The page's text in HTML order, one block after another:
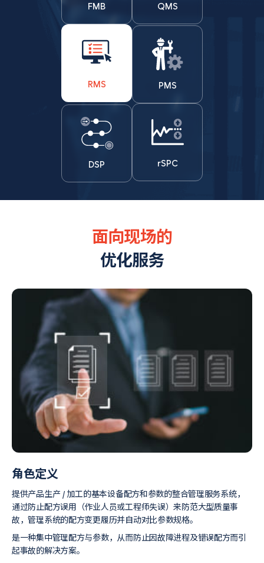
FMB QMS
RMS PMS
DSP rSPC
面向现场的
优化服务
角色定义
提供产品生产 / 加工的基本设备配方和参数的整合管理服务系统，
通过防止配方误用（作业人员或工程师失误）来防范大型质量事
故，管理系统的配方变更履历并自动对比参数规格。
是一种集中管理配方与参数，从而防止因故障进程及错误配方而引
起事故的解决方案。